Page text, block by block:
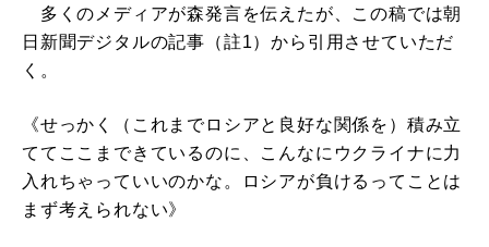
多くのメディアが森発言を伝えたが、この稿では朝
日新聞デジタルの記事（註1）から引用させていただ
く。
《せっかく（これまでロシアと良好な関係を）積み立
ててここまできているのに、こんなにウクライナに力
入れちゃっていいのかな。ロシアが負けるってことは
まず考えられない》